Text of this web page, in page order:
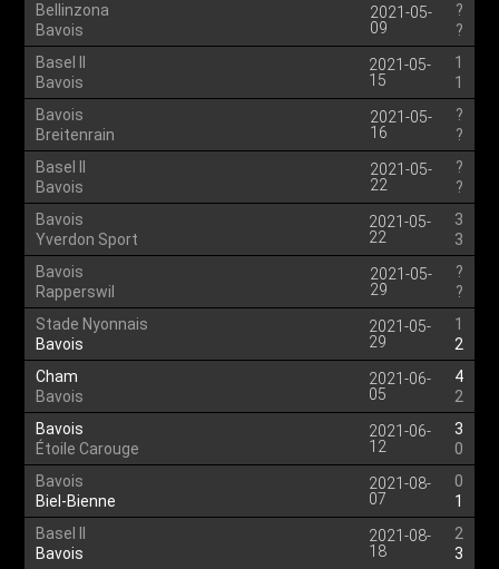
Bellinzona
Bavois
2021-05-
09
?
?
Basel II
Bavois
2021-05-
15
1
1
Bavois
Breitenrain
2021-05-
16
?
?
Basel II
Bavois
2021-05-
22
?
?
Bavois
Yverdon Sport
2021-05-
22
3
3
Bavois
Rapperswil
2021-05-
29
?
?
Stade Nyonnais
Bavois
2021-05-
29
1
2
Cham
Bavois
2021-06-
05
4
2
Bavois
Étoile Carouge
2021-06-
12
3
0
Bavois
Biel-Bienne
2021-08-
07
0
1
Basel II
Bavois
2021-08-
18
2
3